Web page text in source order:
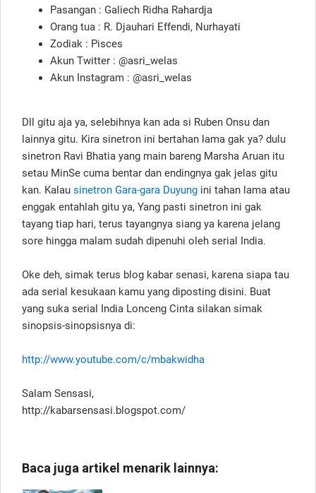
Pasangan : Galiech Ridha Rahardja
Orang tua : R. Djauhari Effendi, Nurhayati
Zodiak : Pisces
Akun Twitter : @asri_welas
Akun Instagram : @asri_welas
Dll gitu aja ya, selebihnya kan ada si Ruben Onsu dan
lainnya gitu. Kira sinetron ini bertahan lama gak ya? dulu
sinetron Ravi Bhatia yang main bareng Marsha Aruan itu
setau MinSe cuma bentar dan endingnya gak jelas gitu
kan. Kalau sinetron Gara-gara Duyung ini tahan lama atau
enggak entahlah gitu ya, Yang pasti sinetron ini gak
tayang tiap hari, terus tayangnya siang ya karena jelang
sore hingga malam sudah dipenuhi oleh serial India.
Oke deh, simak terus blog kabar senasi, karena siapa tau
ada serial kesukaan kamu yang diposting disini. Buat
yang suka serial India Lonceng Cinta silakan simak
sinopsis-sinopsisnya di:
http://www.youtube.com/c/mbakwidha
Salam Sensasi,
http://kabarsensasi.blogspot.com/